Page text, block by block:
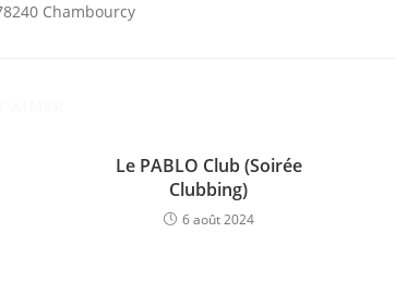
Chambourcy
Le PABLO Club (Soirée
Clubbing)
6 août 2024